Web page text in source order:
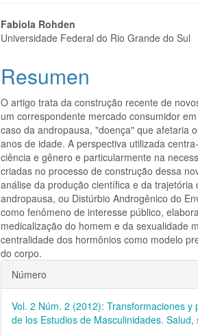
Contenido
del
artículo
Fabiola Rohden
Universidade Federal do Rio Grande do Sul
Resumen
O artigo trata da construção recente de
um correspondente mercado consumidor
caso da andropausa, "doença" que afetaria
anos de idade. A perspectiva utilizada
ciência e gênero e particularmente na
criadas no processo de construção dessa
análise da produção científica e da trajetória
andropausa, ou Distúrbio Androgênico do
como fenômeno de interesse público,
medicalização do homem e da sexualidade
centralidade dos hormônios como modelo
do corpo.
Detalles
del
artículo
Número
Vol. 2 Núm. 2 (2012): Transformaciones y
de los Estudios de Masculinidades.